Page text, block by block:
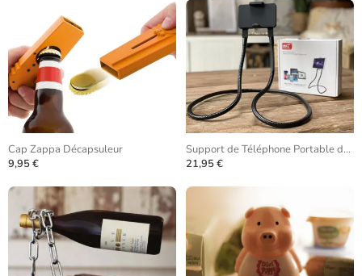
Cap Zappa Décapsuleur
9,95 €
Support de Téléphone Portable de Cou
21,95 €